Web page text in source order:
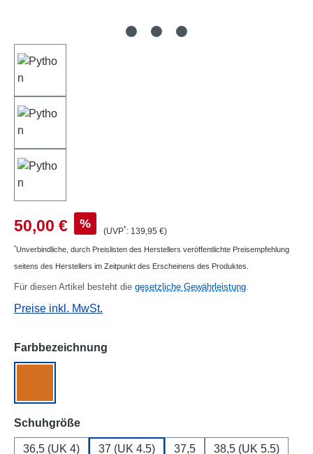
Verkaufspreis:
50,00 € %
(UVP*: 139,95 €)
*Unverbindliche, durch Preislisten des Herstellers veröffentlichte Preisempfehlung
seitens des Herstellers im Zeitpunkt des Erscheinens des Produktes.
Für diesen Artikel besteht die gesetzliche Gewährleistung
Preise inkl. MwSt.
Farbbezeichnung
Schuhgrößeauswählen
36,5 (UK 4) 37 (UK 4.5) 37,5
38,5 (UK 5.5)